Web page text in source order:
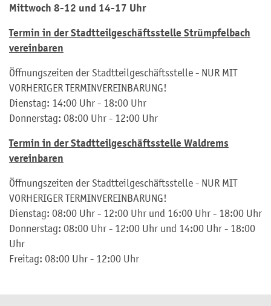
Mittwoch 8-12 und 14-17 Uhr
Termin in der Stadtteilgeschäftsstelle Strümpfelbach
vereinbaren
Öffnungszeiten der Stadtteilgeschäftsstelle - NUR MIT
VORHERIGER TERMINVEREINBARUNG!
Dienstag: 14:00 Uhr - 18:00 Uhr
Donnerstag: 08:00 Uhr - 12:00 Uhr
Termin in der Stadtteilgeschäftsstelle Waldrems
vereinbaren
Öffnungszeiten der Stadtteilgeschäftsstelle - NUR MIT
VORHERIGER TERMINVEREINBARUNG!
Dienstag: 08:00 Uhr - 12:00 Uhr und 16:00 Uhr - 18:00 Uhr
Donnerstag: 08:00 Uhr - 12:00 Uhr und 14:00 Uhr - 18:00
Uhr
Freitag: 08:00 Uhr - 12:00 Uhr